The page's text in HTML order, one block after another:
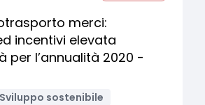
merci:
incentivi elevata
per l’annualità 2020 -
sostenibile